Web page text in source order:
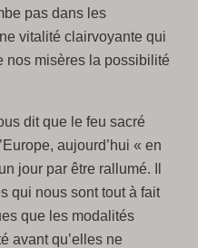
pas dans les
vitalité clairvoyante qui
nos misères la possibilité
dit que le feu sacré
aujourd’hui « en
jour par être rallumé. Il
qui nous sont tout à fait
que les modalités
avant qu’elles ne